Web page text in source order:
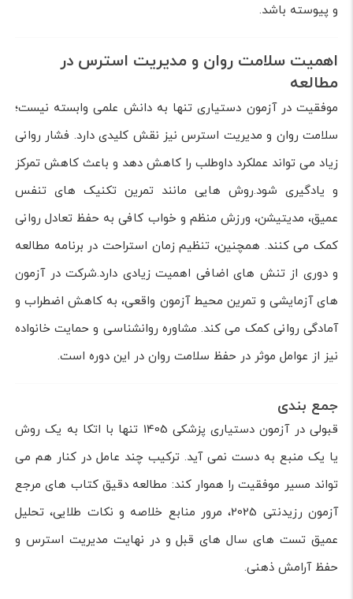
و پیوسته باشد.
اهمیت سلامت روان و مدیریت استرس در
مطالعه
موفقیت در آزمون دستیاری تنها به دانش علمی وابسته نیست؛
سلامت روان و مدیریت استرس نیز نقش کلیدی دارد. فشار روانی
زیاد می تواند عملکرد داوطلب را کاهش دهد و باعث کاهش تمرکز
و یادگیری شود.روش هایی مانند تمرین تکنیک های تنفس
عمیق، مدیتیشن، ورزش منظم و خواب کافی به حفظ تعادل روانی
کمک می کنند. همچنین، تنظیم زمان استراحت در برنامه مطالعه
و دوری از تنش های اضافی اهمیت زیادی دارد.شرکت در آزمون
های آزمایشی و تمرین محیط آزمون واقعی، به کاهش اضطراب و
آمادگی روانی کمک می کند. مشاوره روانشناسی و حمایت خانواده
نیز از عوامل موثر در حفظ سلامت روان در این دوره است.
جمع بندی
قبولی در آزمون دستیاری پزشکی 1405 تنها با اتکا به یک روش
یا یک منبع به دست نمی آید. ترکیب چند عامل در کنار هم می
تواند مسیر موفقیت را هموار کند: مطالعه دقیق کتاب های مرجع
آزمون رزیدنتی 2025، مرور منابع خلاصه و نکات طلایی، تحلیل
عمیق تست های سال های قبل و در نهایت مدیریت استرس و
حفظ آرامش ذهنی.